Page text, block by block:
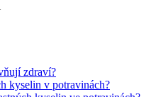
zdraví?
kyselin v potravinách?